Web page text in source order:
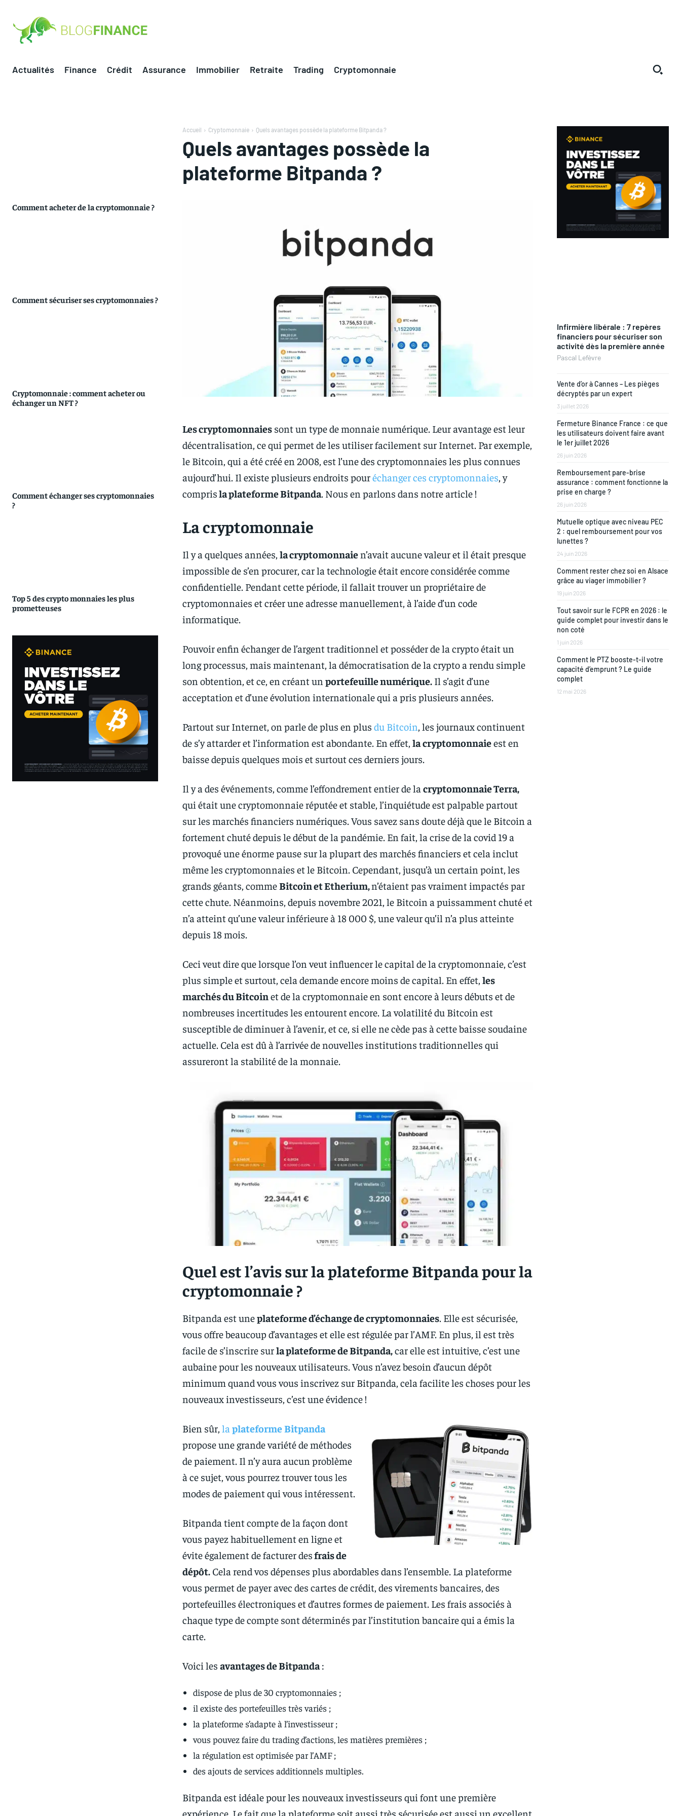
Actualités Finance Crédit Assurance Immobilier Retraite Trading Cryptomonnaie
Comment acheter de la cryptomonnaie ?
Comment sécuriser ses cryptomonnaies ?
Cryptomonnaie : comment acheter ou
échanger un NFT ?
Comment échanger ses cryptomonnaies
?
Top 5 des crypto monnaies les plus
prometteuses
Accueil Cryptomonnaie Quels avantages possède la plateforme Bitpanda ?
Quels avantages possède la
plateforme Bitpanda ?
Les cryptomonnaies sont un type de monnaie numérique. Leur avantage est leur
décentralisation, ce qui permet de les utiliser facilement sur Internet. Par exemple,
le Bitcoin, qui a été créé en 2008, est l’une des cryptomonnaies les plus connues
aujourd’hui. Il existe plusieurs endroits pouréchanger ces cryptomonnaies , y
comprisla plateforme Bitpanda. Nous en parlons dans notre article !
La cryptomonnaie
Il y a quelques années, la cryptomonnaien’avait aucune valeur et il était presque
impossible de s’en procurer, car la technologie était encore considérée comme
confidentielle. Pendant cette période, il fallait trouver un propriétaire de
cryptomonnaies et créer une adresse manuellement, à l’aide d’un code
informatique.
Pouvoir enfin échanger de l’argent traditionnel et posséder de la crypto était un
long processus, mais maintenant, la démocratisation de la crypto a rendu simple
son obtention, et ce, en créant un portefeuille numérique. Il s’agit d’une
acceptation et d’une évolution internationale qui a pris plusieurs années.
Partout sur Internet, on parle de plus en plus du Bitcoin , les journaux continuent
de s’y attarder et l’information est abondante. En effet, la cryptomonnaieest en
baisse depuis quelques mois et surtout ces derniers jours.
Il y a des événements, comme l’effondrement entier de la cryptomonnaie Terra,
qui était une cryptomonnaie réputée et stable, l’inquiétude est palpable partout
sur les marchés financiers numériques. Vous savez sans doute déjà que le Bitcoin a
fortement chuté depuis le début de la pandémie. En fait, la crise de la covid 19 a
provoqué une énorme pause sur la plupart des marchés financiers et cela inclut
même les cryptomonnaies et le Bitcoin. Cependant, jusqu’à un certain point, les
grands géants, commeBitcoin et Etherium,n’étaient pas vraiment impactés par
cette chute. Néanmoins, depuis novembre 2021, le Bitcoin a puissamment chuté et
n’a atteint qu’une valeur inférieure à 18 000 $, une valeur qu’il n’a plus atteinte
depuis 18 mois.
Ceci veut dire que lorsque l’on veut influencer le capital de la cryptomonnaie, c’est
plus simple et surtout, cela demande encore moins de capital. En effet, les
marchés du Bitcoin et de la cryptomonnaie en sont encore à leurs débuts et de
nombreuses incertitudes les entourent encore. La volatilité du Bitcoin est
susceptible de diminuer à l’avenir, et ce, si elle ne cède pas à cette baisse soudaine
actuelle. Cela est dû à l’arrivée de nouvelles institutions traditionnelles qui
assureront la stabilité de la monnaie.
Quel est l’avis sur la plateforme Bitpanda pour la
cryptomonnaie ?
Bitpanda est uneplateforme d’échange de cryptomonnaies. Elle est sécurisée,
vous offre beaucoup d’avantages et elle est régulée par l’AMF. En plus, il est très
facile de s’inscrire surla plateforme de Bitpanda, car elle est intuitive, c’est une
aubaine pour les nouveaux utilisateurs. Vous n’avez besoin d’aucun dépôt
minimum quand vous vous inscrivez sur Bitpanda, cela facilite les choses pour les
nouveaux investisseurs, c’est une évidence !
Bien sûr, la plateforme Bitpanda
propose une grande variété de méthodes
de paiement. Il n’y aura aucun problème
à ce sujet, vous pourrez trouver tous les
modes de paiement qui vous intéressent.
Bitpanda tient compte de la façon dont
vous payez habituellement en ligne et
évite également de facturer desfrais de
dépôt. Cela rend vos dépenses plus abordables dans l’ensemble. La plateforme
vous permet de payer avec des cartes de crédit, des virements bancaires, des
portefeuilles électroniques et d’autres formes de paiement. Les frais associés à
chaque type de compte sont déterminés par l’institution bancaire qui a émis la
carte.
Voici les avantages de Bitpanda :
dispose de plus de 30 cryptomonnaies ;
il existe des portefeuilles très variés ;
la plateforme s’adapte à l’investisseur ;
vous pouvez faire du trading d’actions, les matières premières ;
la régulation est optimisée par l’AMF ;
des ajouts de services additionnels multiples.
Bitpanda est idéale pour les nouveaux investisseurs qui font une première
expérience. Le fait que la plateforme soit aussi très sécurisée est aussi un excellent
Infirmière libérale : 7 repères
financiers pour sécuriser son
activité dès la première année
Pascal Lefèvre
Vente d’or à Cannes – Les pièges
décryptés par un expert
3 juillet 2026
Fermeture Binance France : ce que
les utilisateurs doivent faire avant
le 1er juillet 2026
26 juin 2026
Remboursement pare-brise
assurance : comment fonctionne la
prise en charge ?
26 juin 2026
Mutuelle optique avec niveau PEC
2 : quel remboursement pour vos
lunettes ?
24 juin 2026
Comment rester chez soi en Alsace
grâce au viager immobilier ?
19 juin 2026
Tout savoir sur le FCPR en 2026 : le
guide complet pour investir dans le
non coté
1 juin 2026
Comment le PTZ booste-t-il votre
capacité d’emprunt ? Le guide
complet
12 mai 2026